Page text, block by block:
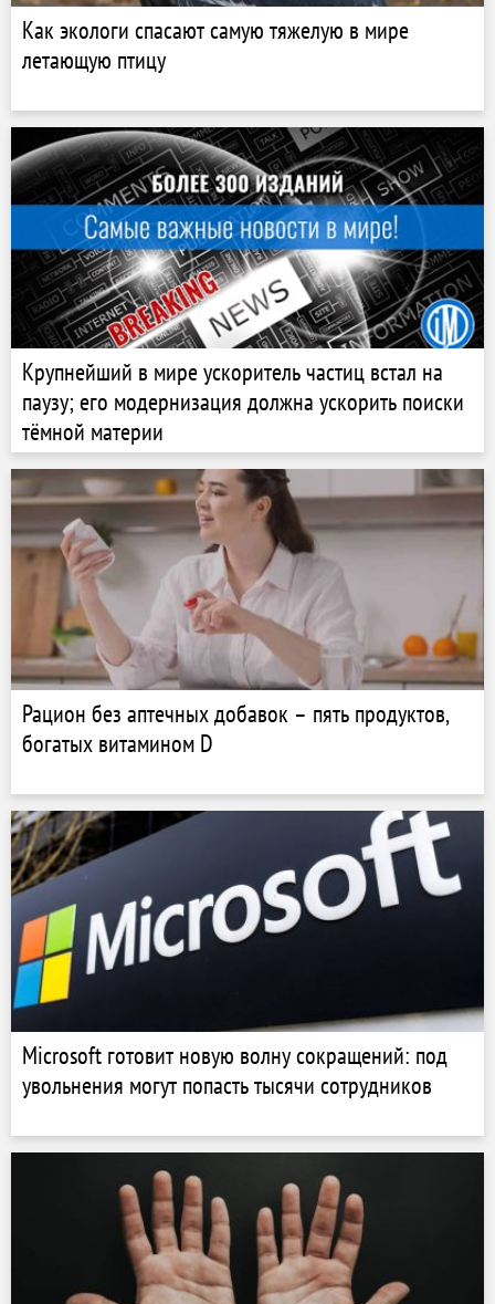
Как экологи спасают самую тяжелую в мире
летающую птицу
Крупнейший в мире ускоритель частиц встал на
паузу; его модернизация должна ускорить поиски
тёмной материи
Рацион без аптечных добавок – пять продуктов,
богатых витамином D
Microsoft готовит новую волну сокращений: под
увольнения могут попасть тысячи сотрудников